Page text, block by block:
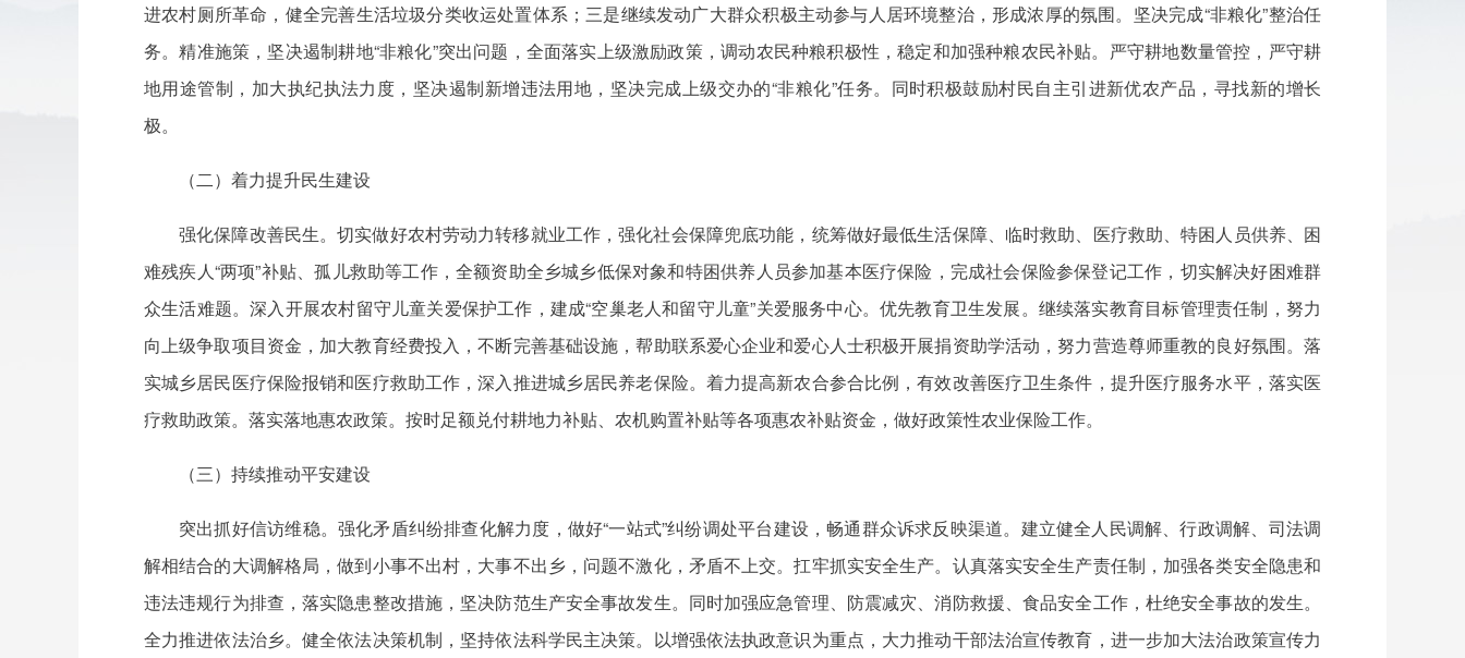
进农村厕所革命，健全完善生活垃圾分类收运处置体系；三是继续发动广大群众积极主动参与人居环境整治，形成浓厚的氛围。坚决完成“非粮化”整治任
务。精准施策，坚决遏制耕地“非粮化”突出问题，全面落实上级激励政策，调动农民种粮积极性，稳定和加强种粮农民补贴。严守耕地数量管控，严守耕
地用途管制，加大执纪执法力度，坚决遏制新增违法用地，坚决完成上级交办的“非粮化”任务。同时积极鼓励村民自主引进新优农产品，寻找新的增长
极。
（二）着力提升民生建设
强化保障改善民生。切实做好农村劳动力转移就业工作，强化社会保障兜底功能，统筹做好最低生活保障、临时救助、医疗救助、特困人员供养、困
难残疾人“两项”补贴、孤儿救助等工作，全额资助全乡城乡低保对象和特困供养人员参加基本医疗保险，完成社会保险参保登记工作，切实解决好困难群
众生活难题。深入开展农村留守儿童关爱保护工作，建成“空巢老人和留守儿童”关爱服务中心。优先教育卫生发展。继续落实教育目标管理责任制，努力
向上级争取项目资金，加大教育经费投入，不断完善基础设施，帮助联系爱心企业和爱心人士积极开展捐资助学活动，努力营造尊师重教的良好氛围。落
实城乡居民医疗保险报销和医疗救助工作，深入推进城乡居民养老保险。着力提高新农合参合比例，有效改善医疗卫生条件，提升医疗服务水平，落实医
疗救助政策。落实落地惠农政策。按时足额兑付耕地力补贴、农机购置补贴等各项惠农补贴资金，做好政策性农业保险工作。
（三）持续推动平安建设
突出抓好信访维稳。强化矛盾纠纷排查化解力度，做好“一站式”纠纷调处平台建设，畅通群众诉求反映渠道。建立健全人民调解、行政调解、司法调
解相结合的大调解格局，做到小事不出村，大事不出乡，问题不激化，矛盾不上交。扛牢抓实安全生产。认真落实安全生产责任制，加强各类安全隐患和
违法违规行为排查，落实隐患整改措施，坚决防范生产安全事故发生。同时加强应急管理、防震减灾、消防救援、食品安全工作，杜绝安全事故的发生。
全力推进依法治乡。健全依法决策机制，坚持依法科学民主决策。以增强依法执政意识为重点，大力推动干部法治宣传教育，进一步加大法治政策宣传力